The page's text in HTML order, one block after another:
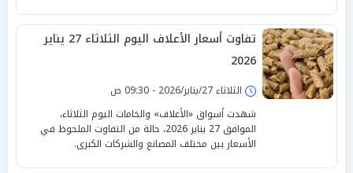
تفاوت أسعار الأعلاف اليوم الثلاثاء 27 يناير
2026
الثلاثاء 27/يناير/2026 - 09:30 ص
شهدت أسواق «الأعلاف» والخامات اليوم الثلاثاء،
الموافق 27 يناير 2026، حالة من التفاوت الملحوظ في
الأسعار بين مختلف المصانع والشركات الكبرى.